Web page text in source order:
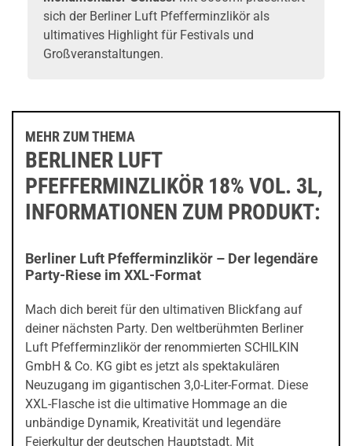
sich der Berliner Luft Pfefferminzlikör als
ultimatives Highlight für Festivals und
Großveranstaltungen.
MEHR ZUM THEMA
BERLINER LUFT
PFEFFERMINZLIKÖR 18% VOL. 3L,
INFORMATIONEN ZUM PRODUKT:
Berliner Luft Pfefferminzlikör – Der legendäre
Party-Riese im XXL-Format
Mach dich bereit für den ultimativen Blickfang auf
deiner nächsten Party. Den weltberühmten Berliner
Luft Pfefferminzlikör der renommierten SCHILKIN
GmbH & Co. KG gibt es jetzt als spektakulären
Neuzugang im gigantischen 3,0-Liter-Format. Diese
XXL-Flasche ist die ultimative Hommage an die
unbändige Dynamik, Kreativität und legendäre
Feierkultur der deutschen Hauptstadt. Mit